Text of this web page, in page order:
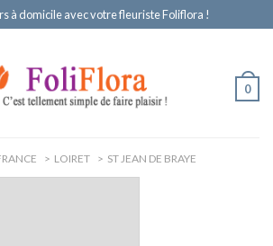
à domicile avec votre fleuriste Foliflora !
0
> LOIRET > ST JEAN DE BRAYE